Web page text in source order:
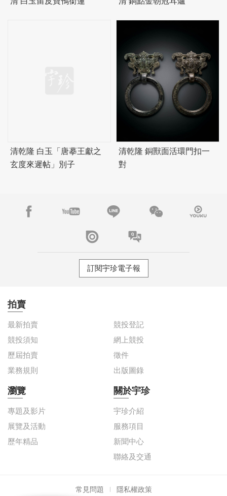
清乾隆 白玉「唐摹王獻之
玄度來遲帖」別子
清乾隆 銅獸面活環門扣一
對
訂閱宇珍電子報
拍賣
最新拍賣
競投登記
競投須知
網上競投
歷屆拍賣
徵件
業務規則
出版圖錄
瀏覽
專題及影片
展覽及活動
歷年精品
關於宇珍
宇珍介紹
服務項目
新聞中心
聯絡及交通
常見問題 隱私權政策